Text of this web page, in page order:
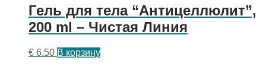
Гель для тела “Антицеллюлит”,
200 ml – Чистая Линия
€ 6.50 В корзину